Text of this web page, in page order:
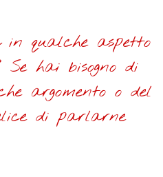
in qualche aspetto
hai bisogno di
argomento o del
di parlarne